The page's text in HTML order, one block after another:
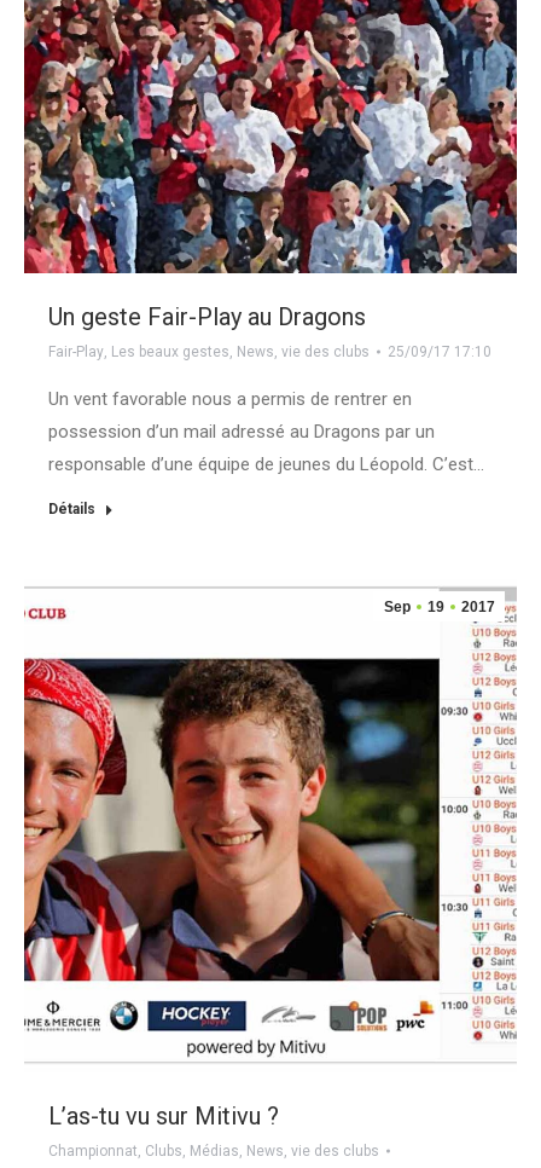
Un geste Fair-Play au Dragons
Fair-Play, Les beaux gestes, News, vie des clubs 25/09/17 17:10
Un vent favorable nous a permis de rentrer en
possession d’un mail adressé au Dragons par un
responsable d’une équipe de jeunes du Léopold. C’est…
Détails
Sep 19 2017
L’as-tu vu sur Mitivu ?
Championnat, Clubs, Médias, News, vie des clubs